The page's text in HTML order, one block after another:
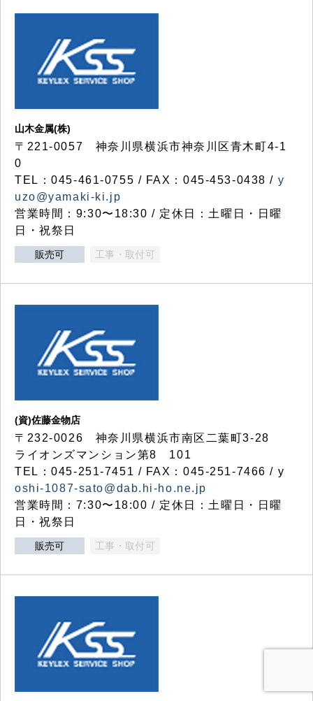
山木金属(株)
〒221-0057 神奈川県横浜市神奈川区青木町4-1
0
TEL：045-461-0755 / FAX：045-453-0438 / y
uzo@yamaki-ki.jp
営業時間：9:30〜18:30 / 定休日：土曜日・日曜
日・祝祭日
販売可 工事・取付可
(資)佐藤金物店
〒232-0026 神奈川県横浜市南区二葉町3-28
ライオンズマンション第8 101
TEL：045-251-7451 / FAX：045-251-7466 / y
oshi-1087-sato@dab.hi-ho.ne.jp
営業時間：7:30〜18:00 / 定休日：土曜日・日曜
日・祝祭日
販売可 工事・取付可